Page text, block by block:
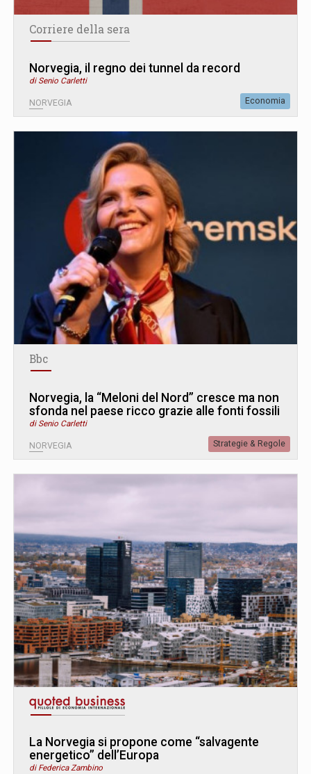
Corriere della sera
Norvegia, il regno dei tunnel da record
di Senio Carletti
NORVEGIA Economia
Bbc
Norvegia, la “Meloni del Nord” cresce ma non
sfonda nel paese ricco grazie alle fonti fossili
di Senio Carletti
NORVEGIA Strategie & Regole
La Norvegia si propone come “salvagente
energetico” dell’Europa
di Federica Zambino